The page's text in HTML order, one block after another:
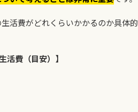
活費がどれくらいかかるのか具体
活費（目安）】